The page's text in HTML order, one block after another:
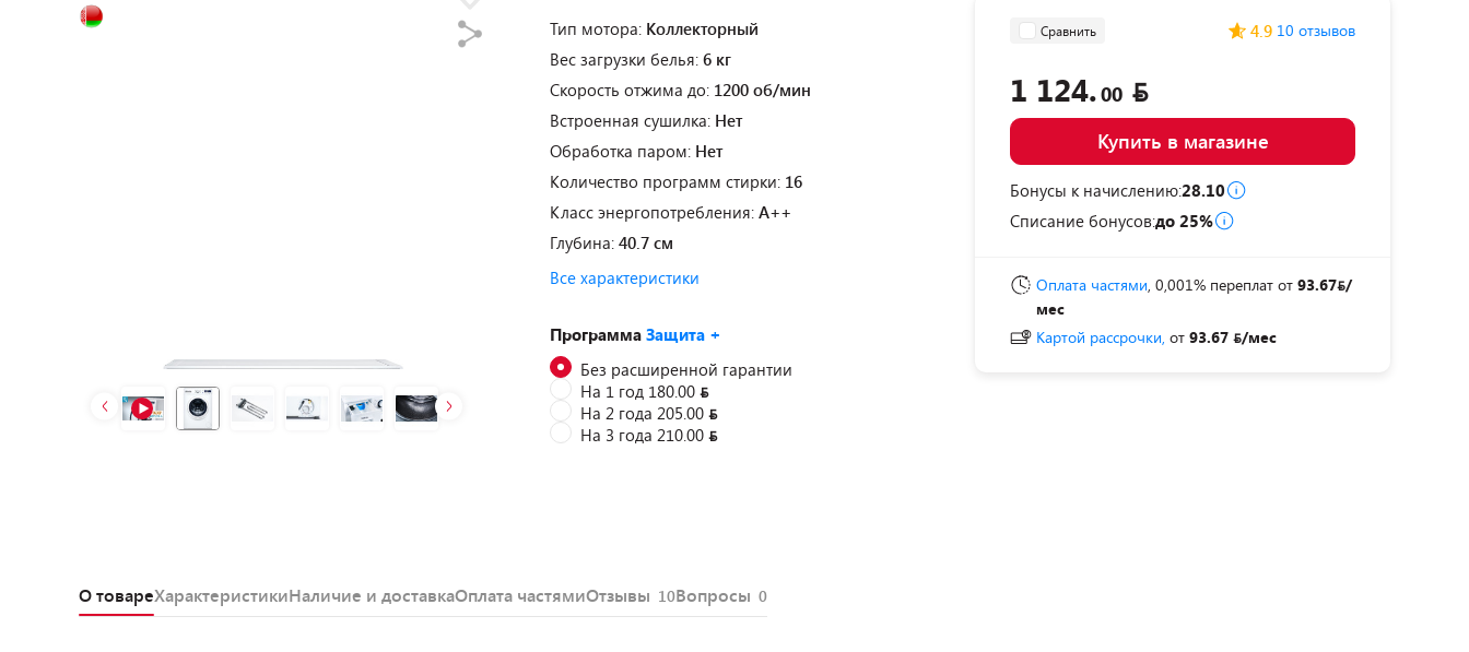
Тип мотора: Коллекторный
Вес загрузки белья: 6 кг
Скорость отжима до: 1200 об/мин
Встроенная сушилка: Нет
Обработка паром: Нет
Количество программ стирки: 16
Класс энергопотребления: A++
Глубина: 40.7 см
Все характеристики
Программа Защита +
Без расширенной гарантии
На 1 год 180.00
На 2 года 205.00
На 3 года 210.00
Сравнить 4.9 10 отзывов
1 124.00
Купить в магазине
Бонусы к начислению:28.10
Списание бонусов:до 25%
Оплата частями, 0,001% переплат от 93.67 /
мес
Картой рассрочки, от 93.67 /мес
О товареХарактеристикиНаличие и доставкаОплата частямиОтзывы 10Вопросы 0